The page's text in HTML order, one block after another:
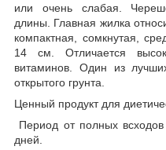
или очень слабая.
длины. Главная жилка
компактная, сомкнутая,
14 см. Отличается
витаминов. Один из
открытого грунта.
Ценный продукт для
Период от полных
дней.